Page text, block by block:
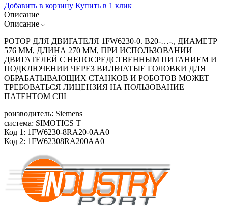
Добавить в корзину Купить в 1 клик
Описание
Описание
РОТОР ДЛЯ ДВИГАТЕЛЯ 1FW6230-0. B20-…-., ДИАМЕТР
576 ММ, ДЛИНА 270 ММ, ПРИ ИСПОЛЬЗОВАНИИ
ДВИГАТЕЛЕЙ С НЕПОСРЕДСТВЕННЫМ ПИТАНИЕМ И
ПОДКЛЮЧЕНИИ ЧЕРЕЗ ВИЛЬЧАТЫЕ ГОЛОВКИ ДЛЯ
ОБРАБАТЫВАЮЩИХ СТАНКОВ И РОБОТОВ МОЖЕТ
ТРЕБОВАТЬСЯ ЛИЦЕНЗИЯ НА ПОЛЬЗОВАНИЕ
ПАТЕНТОМ СШ
роизводитель: Siemens
система: SIMOTICS T
Код 1: 1FW6230-8RA20-0AA0
Код 2: 1FW62308RA200AA0